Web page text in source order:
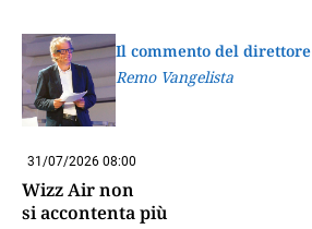
Il commento del direttore
Remo Vangelista
31/07/2026 08:00
Wizz Air non
si accontenta più